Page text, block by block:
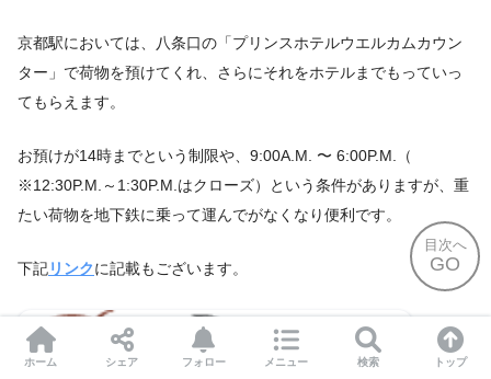
目次へ
GO
京都駅においては、八条口の「プリンスホテルウエルカムカウン
ター」で荷物を預けてくれ、さらにそれをホテルまでもっていっ
てもらえます。
お預けが14時までという制限や、9:00A.M. 〜 6:00P.M.（
※12:30P.M.～1:30P.M.はクローズ）という条件がありますが、重
たい荷物を地下鉄に乗って運んでがなくなり便利です。
下記リンクに記載もございます。
ホーム シェア フォロー メニュー 検索 トップ